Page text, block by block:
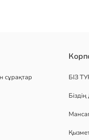
тігілген. дөңгелек
сұрақтар БІЗ